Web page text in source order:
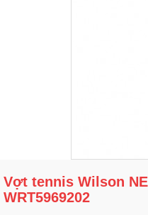
Vợt tennis Wilson
WRT5969202